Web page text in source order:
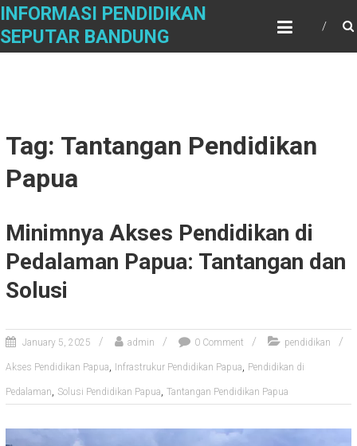
Skip
content
INFORMASI PENDIDIKAN
SEPUTAR BANDUNG
Tag: Tantangan Pendidikan
Papua
Minimnya Akses Pendidikan di
Pedalaman Papua: Tantangan dan
Solusi
January 5, 2025 admin 0 Comment pendidikan
Akses Pendidikan Papua, Infrastrukur Pendidikan Papua, Pendidikan di
Pedalaman, Solusi Pendidikan Papua, Tantangan Pendidikan Papua